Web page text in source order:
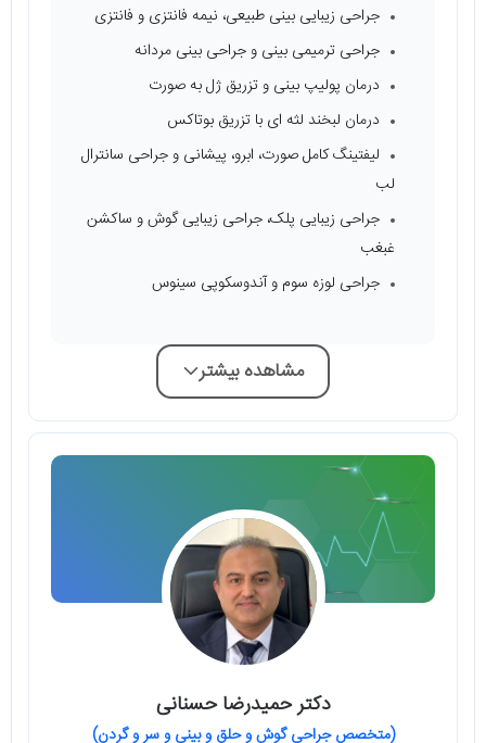
جراحی زیبایی بینی طبیعی، نیمه فانتزی و فانتزی
جراحی ترمیمی بینی و جراحی بینی مردانه
درمان پولیپ بینی و تزریق ژل به صورت
درمان لبخند لثه‌ ای با تزریق بوتاکس
لیفتینگ کامل صورت، ابرو، پیشانی و جراحی سانترال
لب
جراحی زیبایی پلک، جراحی زیبایی گوش و ساکشن
غبغب
جراحی لوزه سوم و آندوسکوپی سینوس
مشاهده بیشتر
دکتر حمیدرضا حسنانی
(متخصص جراحی گوش و حلق و بینی و سر و گردن)